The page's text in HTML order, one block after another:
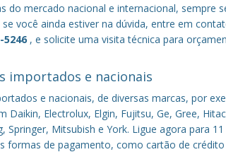
do mercado nacional e internacional, sempre
você ainda estiver na dúvida, entre em
5246 , e solicite uma visita técnica para
importados e nacionais
e nacionais, de diversas marcas, por
Electrolux, Elgin, Fujitsu, Ge, Gree,
Mitsubish e York. Ligue agora para
formas de pagamento, como cartão de crédito